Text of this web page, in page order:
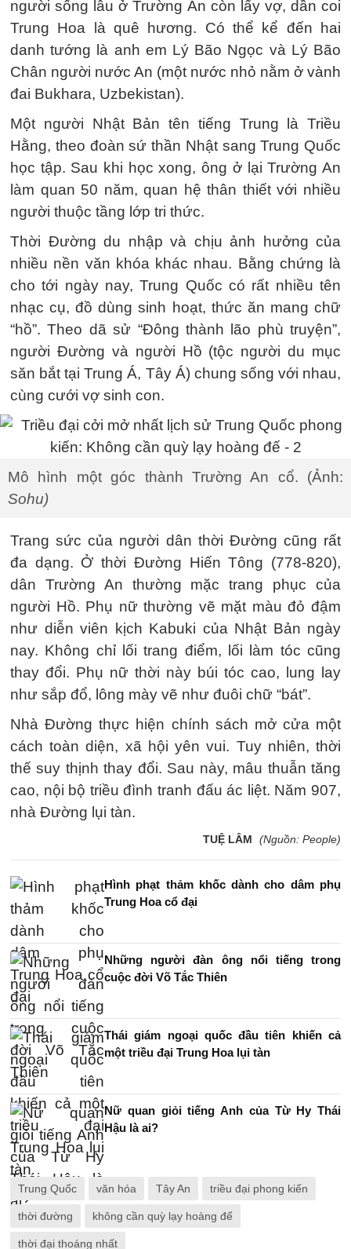
người sống lâu ở Trường An còn lấy vợ, dần coi
Trung Hoa là quê hương. Có thể kể đến hai
danh tướng là anh em Lý Bão Ngọc và Lý Bão
Chân người nước An (một nước nhỏ nằm ở vành
đai Bukhara, Uzbekistan).
Một người Nhật Bản tên tiếng Trung là Triều
Hằng, theo đoàn sứ thần Nhật sang Trung Quốc
học tập. Sau khi học xong, ông ở lại Trường An
làm quan 50 năm, quan hệ thân thiết với nhiều
người thuộc tầng lớp tri thức.
Thời Đường du nhập và chịu ảnh hưởng của
nhiều nền văn khóa khác nhau. Bằng chứng là
cho tới ngày nay, Trung Quốc có rất nhiều tên
nhạc cụ, đồ dùng sinh hoạt, thức ăn mang chữ
“hồ”. Theo dã sử “Đông thành lão phù truyện”,
người Đường và người Hồ (tộc người du mục
săn bắt tại Trung Á, Tây Á) chung sống với nhau,
cùng cưới vợ sinh con.
Mô hình một góc thành Trường An cổ. (Ảnh:
Sohu)
Trang sức của người dân thời Đường cũng rất
đa dạng. Ở thời Đường Hiến Tông (778-820),
dân Trường An thường mặc trang phục của
người Hồ. Phụ nữ thường vẽ mặt màu đỏ đậm
như diễn viên kịch Kabuki của Nhật Bản ngày
nay. Không chỉ lối trang điểm, lối làm tóc cũng
thay đổi. Phụ nữ thời này búi tóc cao, lung lay
như sắp đổ, lông mày vẽ như đuôi chữ “bát”.
Nhà Đường thực hiện chính sách mở cửa một
cách toàn diện, xã hội yên vui. Tuy nhiên, thời
thế suy thịnh thay đổi. Sau này, mâu thuẫn tăng
cao, nội bộ triều đình tranh đấu ác liệt. Năm 907,
nhà Đường lụi tàn.
TUỆ LÂM (Nguồn: People)
Hình phạt thảm khốc dành cho dâm phụ
Trung Hoa cổ đại
Những người đàn ông nổi tiếng trong
cuộc đời Võ Tắc Thiên
Thái giám ngoại quốc đầu tiên khiến cả
một triều đại Trung Hoa lụi tàn
Nữ quan giỏi tiếng Anh của Từ Hy Thái
Hậu là ai?
Trung Quốc văn hóa Tây An triều đại phong kiến
thời đường không cần quỳ lạy hoàng đế
thời đại thoáng nhất